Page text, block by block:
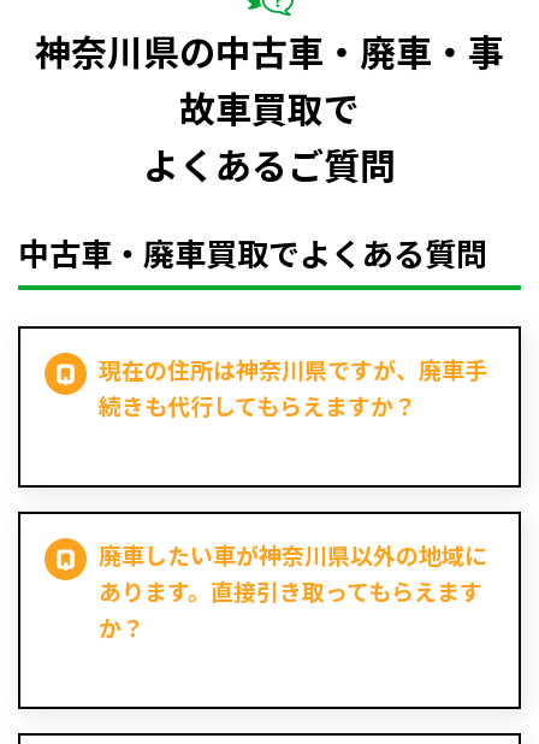
神奈川県の中古車・廃車・事
故車買取で
よくあるご質問
中古車・廃車買取でよくある質問
現在の住所は神奈川県ですが、廃車手
続きも代行してもらえますか？
廃車したい車が神奈川県以外の地域に
あります。直接引き取ってもらえます
か？